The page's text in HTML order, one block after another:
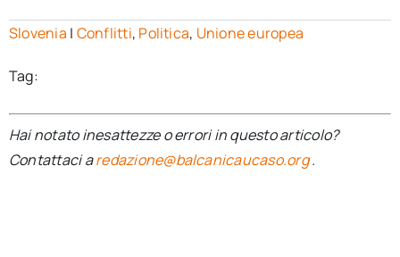
Slovenia | Conflitti, Politica, Unione europea
Tag:
Hai notato inesattezze o errori in questo articolo?
Contattaci aredazione@balcanicaucaso.org.